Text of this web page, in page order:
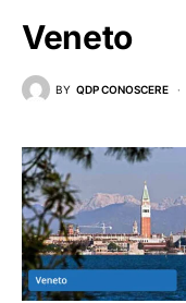
Veneto
BY QDP CONOSCERE